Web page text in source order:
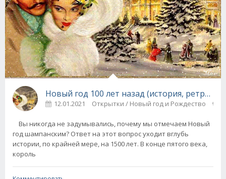
Новый год 100 лет назад (история, ретро
12.01.2021 Открытки / Новый год и Рождество
Вы никогда не задумывались, почему мы отмечаем Новый
год шампанским? Ответ на этот вопрос уходит вглубь
истории, по крайней мере, на 1500 лет. В конце пятого века,
король